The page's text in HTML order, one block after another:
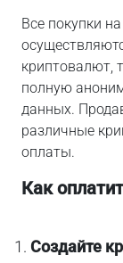
Все покупки на
криптовалют,
полную
данных.
различные
оплаты.
Как
Создайте